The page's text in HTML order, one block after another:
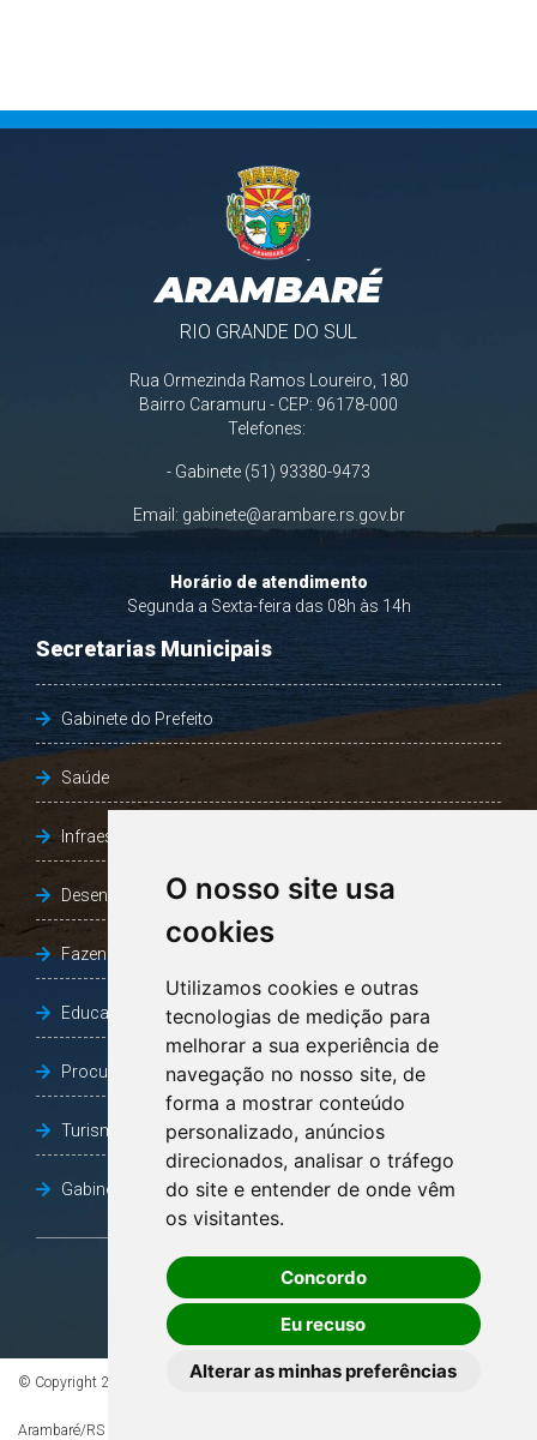
O nosso site usa
cookies
Utilizamos cookies e outras
tecnologias de medição para
melhorar a sua experiência de
navegação no nosso site, de
forma a mostrar conteúdo
personalizado, anúncios
direcionados, analisar o tráfego
do site e entender de onde vêm
os visitantes.
Concordo
Eu recuso
Alterar as minhas preferências
ARAMBARÉ
RIO GRANDE DO SUL
Rua Ormezinda Ramos Loureiro, 180
Bairro Caramuru - CEP: 96178-000
Telefones:
- Gabinete (51) 93380-9473
Email: gabinete@arambare.rs.gov.br
Horário de atendimento
Segunda a Sexta-feira das 08h às 14h
Secretarias Municipais
Gabinete do Prefeito
Saúde
Infraestrutura, Agricultura e Meio Ambiente
Desenvolvimento Social
Fazenda e Desenvolvimento Econômico
Educação
Procuradoria Geral do Município
Turismo, Desporto e Cultura
Gabinete Vice-Prefeito
OUVIDORIA
© Copyright 2026 - Todos os direitos reservados à Prefeitura de
Arambaré/RS